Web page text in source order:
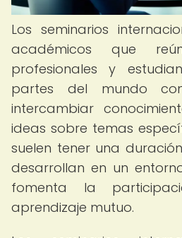
Los seminarios
académicos que
profesionales y
partes del mundo
intercambiar
ideas sobre temas
suelen tener una
desarrollan en un
fomenta la
aprendizaje mutuo.